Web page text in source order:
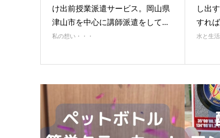
け出前授業派遣サービス。岡山県
津山市を中心に講師派遣をして...
私の想い・・・
し出
すれ
水と生活